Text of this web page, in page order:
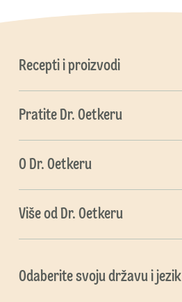
Recepti i proizvodi
Pratite Dr. Oetkeru
O Dr. Oetkeru
Više od Dr. Oetkeru
Odaberite svoju državu i jezik